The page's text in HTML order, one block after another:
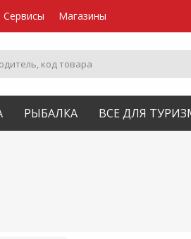
Сервисы Магазины
РЫБАЛКА ВСЕ ДЛЯ